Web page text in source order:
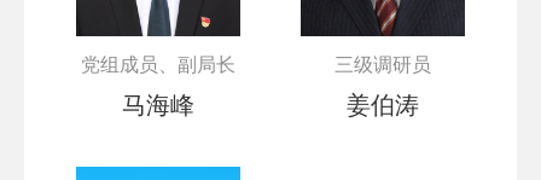
党组成员、副局长
马海峰
三级调研员
姜伯涛